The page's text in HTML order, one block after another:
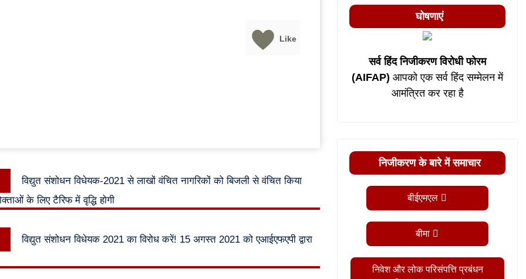
Like
Previous
post:
विद्युत संशोधन विधेयक-2021 से लाखों वंचित नागरिकों को बिजली से वंचित किया
के लिए टैरिफ में वृद्धि होगी
Next
post:
विद्युत संशोधन विधेयक 2021 का विरोध करें! 15 अगस्त 2021 को एआईएफएपी द्वारा
घोषणाएं
सर्व हिंद निजीकरण विरोधी फोरम
(AIFAP) आपको एक सर्व हिंद सम्मेलन में
आमंत्रित कर रहा है
निजीकरण के बारे में समाचार
बीईएमएल
बीमा
निवेश और लोक परिसंपत्ति प्रबंधन